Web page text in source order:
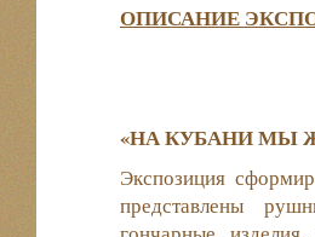
ОПИСАНИЕ
«НА КУБАНИ МЫ
Экспозиция
представлены